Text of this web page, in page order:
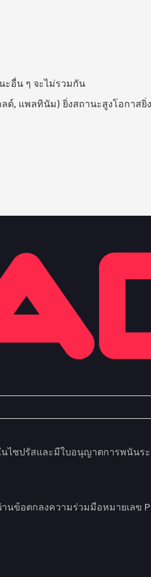
อื่น ๆ จะไม่รวมกัน
ด์, แพลทินัม) ยิ่งสถานะสูงโอกาสยิ่
ซปรัสและมีใบอนุญาตการพนันร
นข้อตกลงความร่วมมือหมายเลข